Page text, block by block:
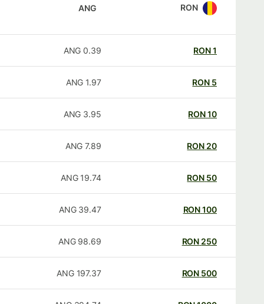
RON
ANG
RON
0.39
ANG
RON
1.97
ANG
RON
3.95
ANG
20
RON
7.89
ANG
50
RON
19.74
ANG
100
RON
39.47
ANG
250
RON
98.69
ANG
500
RON
197.37
ANG